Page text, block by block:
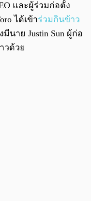
และผู้ร่วมก่อตั้ง
ได้เข้าร่วมกินข้าว
นาย Justin Sun ผู้ก่อ
วด้วย